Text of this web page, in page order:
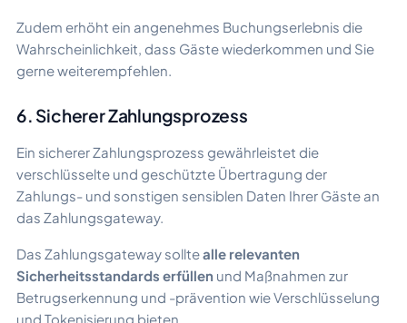
Zudem erhöht ein angenehmes Buchungserlebnis die
Wahrscheinlichkeit, dass Gäste wiederkommen und Sie
gerne weiterempfehlen.
6. Sicherer Zahlungsprozess
Ein sicherer Zahlungsprozess gewährleistet die
verschlüsselte und geschützte Übertragung der
Zahlungs- und sonstigen sensiblen Daten Ihrer Gäste an
das Zahlungsgateway.
Das Zahlungsgateway solltealle relevanten
Sicherheitsstandards erfüllen und Maßnahmen zur
Betrugserkennung und -prävention wie Verschlüsselung
und Tokenisierung bieten.